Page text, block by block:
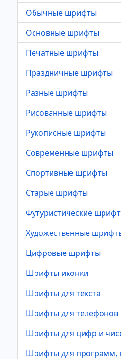
Обычные шрифты
Основные шрифты
Печатные шрифты
Праздничные шрифты
Разные шрифты
Рисованные шрифты
Рукописные шрифты
Современные шрифты
Спортивные шрифты
Старые шрифты
Футуристические
Художественные
Цифровые шрифты
Шрифты иконки
Шрифты для текста
Шрифты для телефонов
Шрифты для цифр и
Шрифты для программ,